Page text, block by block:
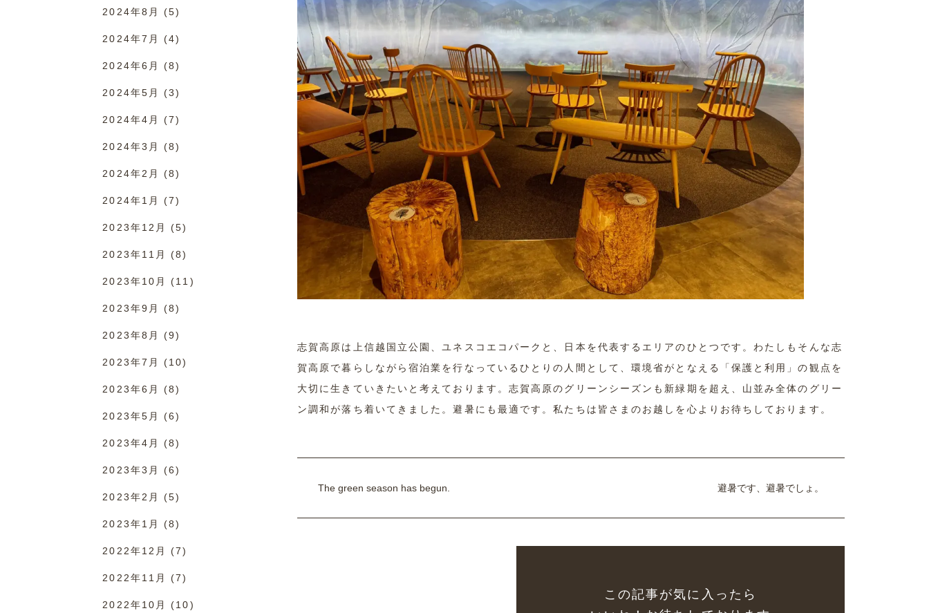
志賀高原は上信越国立公園、ユネスコエコパークと、日本を代表するエリアのひとつです。わたしもそんな志
賀高原で暮らしながら宿泊業を行なっているひとりの人間として、環境省がとなえる「保護と利用」の観点を
大切に生きていきたいと考えております。志賀高原のグリーンシーズンも新緑期を超え、山並み全体のグリー
ン調和が落ち着いてきました。避暑にも最適です。私たちは皆さまのお越しを心よりお待ちしております。
The green season has begun. 避暑です、避暑でしょ。
この記事が気に入ったら
2024年8月 (5)
2024年7月 (4)
2024年6月 (8)
2024年5月 (3)
2024年4月 (7)
2024年3月 (8)
2024年2月 (8)
2024年1月 (7)
2023年12月 (5)
2023年11月 (8)
2023年10月 (11)
2023年9月 (8)
2023年8月 (9)
2023年7月 (10)
2023年6月 (8)
2023年5月 (6)
2023年4月 (8)
2023年3月 (6)
2023年2月 (5)
2023年1月 (8)
2022年12月 (7)
2022年11月 (7)
2022年10月 (10)